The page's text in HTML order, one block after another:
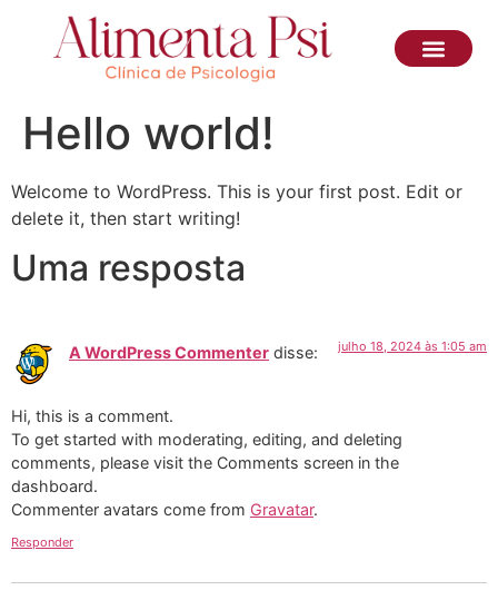
Hello world!
Welcome to WordPress. This is your first post. Edit or
delete it, then start writing!
Uma resposta
A WordPress Commenter disse: julho 18, 2024 às 1:05 am
Hi, this is a comment.
To get started with moderating, editing, and deleting
comments, please visit the Comments screen in the
dashboard.
Commenter avatars come from Gravatar.
Responder